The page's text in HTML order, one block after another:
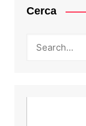
Cerca